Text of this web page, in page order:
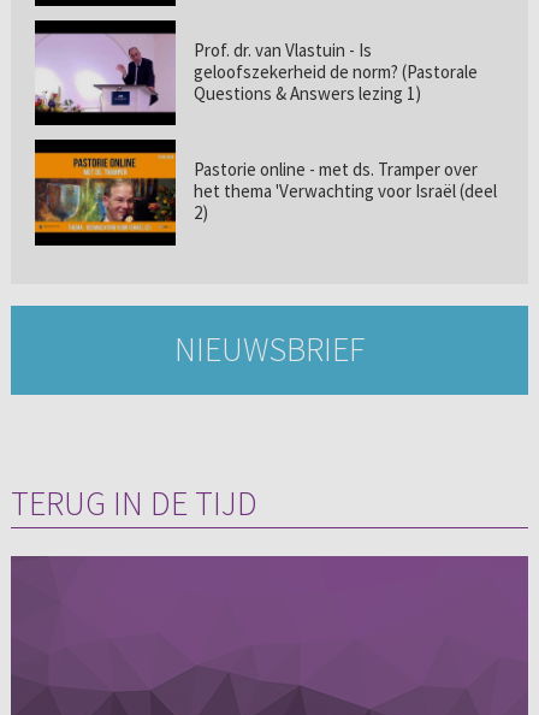
Prof. dr. van Vlastuin - Is
geloofszekerheid de norm? (Pastorale
Questions & Answers lezing 1)
Pastorie online - met ds. Tramper over
het thema 'Verwachting voor Israël (deel
2)
NIEUWSBRIEF
TERUG IN DE TIJD